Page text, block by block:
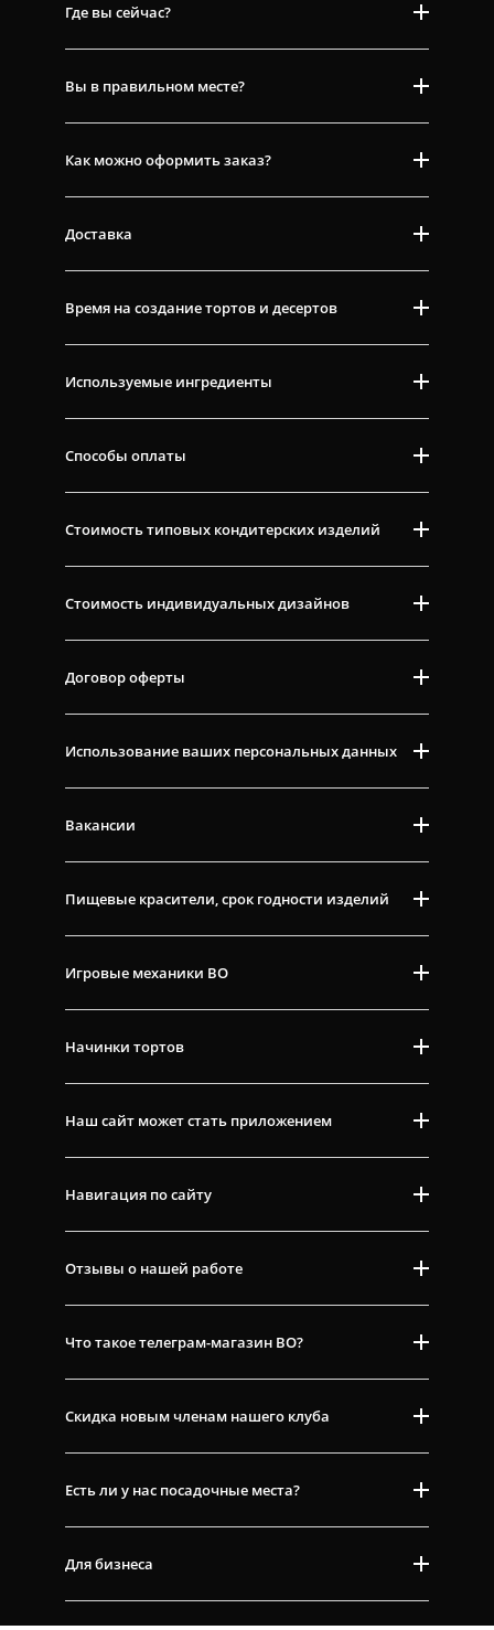
Где вы сейчас?
Вы в правильном месте?
Как можно оформить заказ?
Доставка
Время на создание тортов и десертов
Используемые ингредиенты
Способы оплаты
Стоимость типовых кондитерских изделий
Стоимость индивидуальных дизайнов
Договор оферты
Использование ваших персональных данных
Вакансии
Пищевые красители, срок годности изделий
Игровые механики ВО
Начинки тортов
Наш сайт может стать приложением
Навигация по сайту
Отзывы о нашей работе
Что такое телеграм-магазин ВО?
Скидка новым членам нашего клуба
Есть ли у нас посадочные места?
Для бизнеса